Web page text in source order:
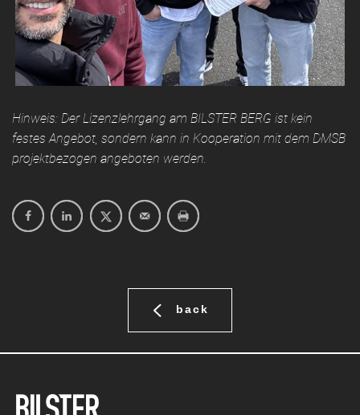
Hinweis: Der Lizenzlehrgang am BILSTER BERG ist kein
festes Angebot, sondern kann in Kooperation mit dem DMSB
projektbezogen angeboten werden.
back